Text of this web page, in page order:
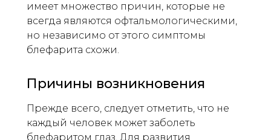
имеет множество причин, которые не
всегда являются офтальмологическими,
но независимо от этого симптомы
блефарита схожи.
Причины возникновения
Прежде всего, следует отметить, что не
каждый человек может заболеть
блефаритом глаз. Для развития